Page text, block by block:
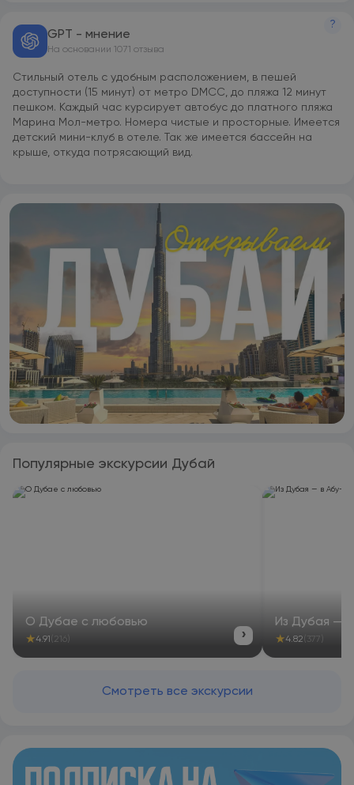
на немецком и на английском, помогут гостям спланировать
поездку. The First Collection Marina, Dubai, a Tribute Portfolio
Hotel располагается на расстоянии 1,6 км и 7,1 км
Променад JBR и Гурудвара Нанак-Дарбар. Международный
аэропорт Аль-Мактум находится в 24 км.
GPT - мнение
На основании 1071 отзыва
?
Стильный отель с удобным расположением, в пешей
доступности (15 минут) от метро DMCC, до пляжа 12 минут
пешком. Каждый час курсирует автобус до платного пляжа
Марина Мол-метро. Номера чистые и просторные. Имеется
детский мини-клуб в отеле. Так же имеется бассейн на
крыше, откуда потрясающий вид.
Популярные экскурсии Дубай
О Дубае с любовью
★4.91 (216) ›
Из Дубая —
★4.82 (377)
Смотреть все экскурсии